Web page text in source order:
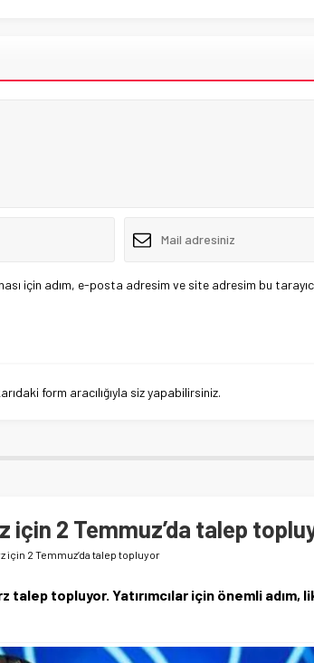
için adım, e-posta adresim ve site adresim bu
form aracılığıyla siz yapabilirsiniz.
için 2 Temmuz’da talep
için 2 Temmuz’da talep topluyor
talep topluyor. Yatırımcılar için önemli